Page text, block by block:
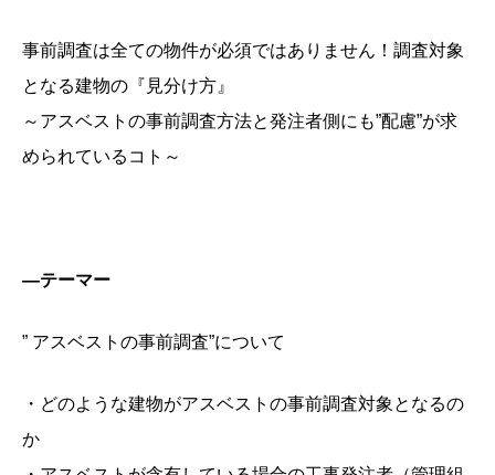
事前調査は全ての物件が必須ではありません！調査対象
となる建物の『見分け方』
～アスベストの事前調査方法と発注者側にも”配慮”が求
められているコト～
―テーマー
” アスベストの事前調査”について
・どのような建物がアスベストの事前調査対象となるの
か